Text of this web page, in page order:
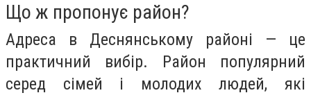
Що ж пропонує район?
Адреса в Деснянському районі — це
практичний вибір. Район популярний
серед сімей і молодих людей, які